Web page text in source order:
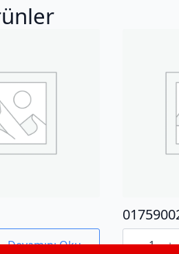
Devamını Oku
01759002
adet